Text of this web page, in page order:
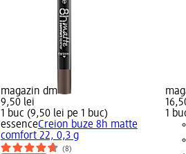
magazin dm
9,50 lei
1 buc (9,50 lei pe 1 buc)
essenceCreion buze 8h matte
comfort 22, 0,3 g
(8)
1